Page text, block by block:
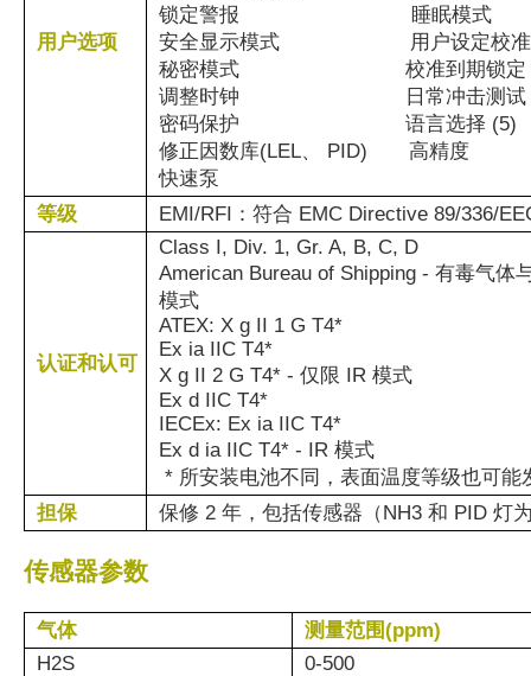
用户选项
锁定警报 睡眠模式
安全显示模式 用户设定校准
秘密模式 校准到期锁定
调整时钟 日常冲击测试
密码保护 语言选择 (5)
修正因数库(LEL、 PID) 高精度
快速泵
等级
EMI/RFI：符合 EMC Directive 89/336/
认证和认可
Class I, Div. 1, Gr. A, B, C, D
American Bureau of Shipping - 有毒气体
模式
ATEX: X g II 1 G T4*
Ex ia IIC T4*
X g II 2 G T4* - 仅限 IR 模式
Ex d IIC T4*
IECEx: Ex ia IIC T4*
Ex d ia IIC T4* - IR 模式
* 所安装电池不同，表面温度等级也可
担保
保修 2 年，包括传感器（NH3 和 PID 灯
传感器参数
气体
测量范围(ppm)
H2S
0-500